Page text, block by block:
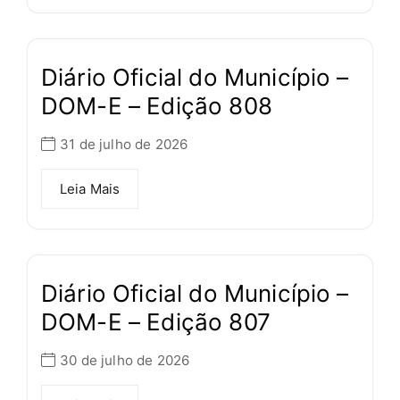
Diário Oficial do Município –
DOM-E – Edição 808
31 de julho de 2026
Leia Mais
Diário Oficial do Município –
DOM-E – Edição 807
30 de julho de 2026